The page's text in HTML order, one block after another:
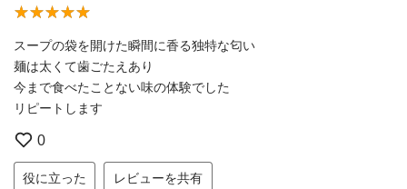
スープの袋を開けた瞬間に香る独特な匂い
麺は太くて歯ごたえあり
今まで食べたことない味の体験でした
リピートします
0
役に立った レビューを共有